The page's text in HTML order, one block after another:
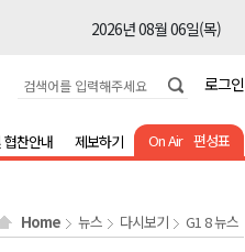
2026년 08월 06일(목)
2026년 08월 06일(목)
2026년 08월 06일(목)
2026년 08월 06일(목)
로그인
On Air 편성표
협찬안내 제보하기
Home 뉴스 다시보기 G1 8 뉴스